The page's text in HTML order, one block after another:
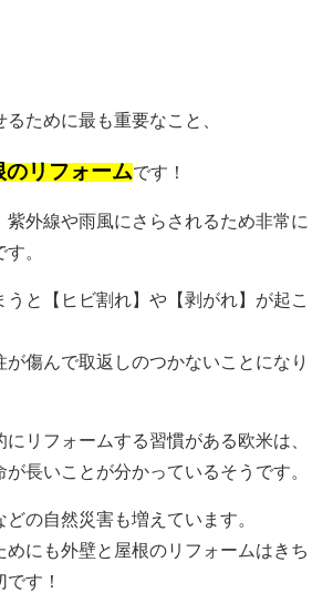
ために最も重要なこと、
のリフォームです！
紫外線や雨風にさらされるため非常に
。
と【ヒビ割れ】や【剥がれ】が起こ
が傷んで取返しのつかないことになり
リフォームする習慣がある欧米は、
が長いことが分かっているそうです。
の自然災害も増えています。
めにも外壁と屋根のリフォームはきち
す！